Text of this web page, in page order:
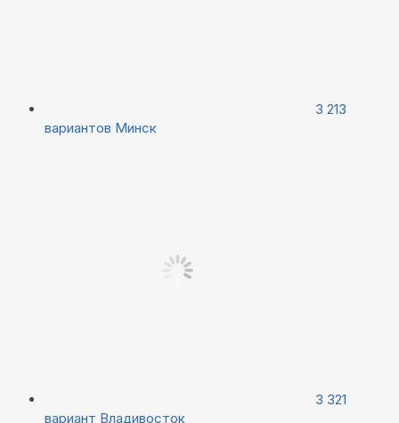
3 213
вариантов Минск
3 321
вариант Владивосток